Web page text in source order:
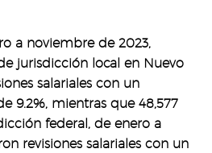
a noviembre de 2023,
jurisdicción local en Nuevo
salariales con un
9.2%, mientras que 48,577
federal, de enero a
revisiones salariales con un